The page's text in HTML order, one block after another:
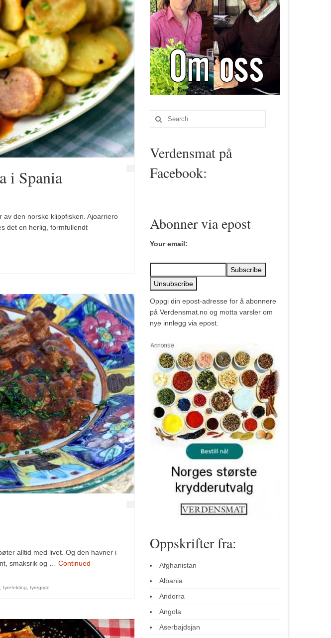
i Spania
den norske klippfisken. Ajoarriero
det en herlig, formfullendt
alltid med livet. Og den havner i
smaksrik og … Continued
tyrefekting tyregryte
Search
for:
Verdensmat på
Facebook:
Abonner via epost
Your email:
Oppgi din epost-adresse for å abonnere
på Verdensmat.no og motta varsler om
nye innlegg via epost.
Oppskrifter fra:
Afghanistan
Albania
Andorra
Angola
Aserbajdsjan